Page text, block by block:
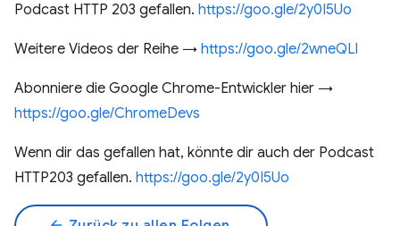
Podcast HTTP 203 gefallen. https://goo.gle/2y0I5Uo
Weitere Videos der Reihe → https://goo.gle/2wneQLl
Abonniere die Google Chrome-Entwickler hier →
https://goo.gle/ChromeDevs
Wenn dir das gefallen hat, könnte dir auch der Podcast
HTTP203 gefallen. https://goo.gle/2y0I5Uo